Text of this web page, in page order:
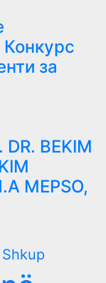
за
DR. BEKIM
MEPSO,